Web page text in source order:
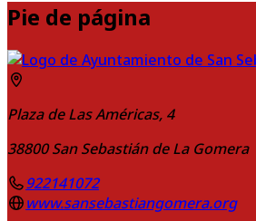
Pie de página
Plaza de Las Américas, 4
38800 San Sebastián de La Gomera
922141072
www.sansebastiangomera.org